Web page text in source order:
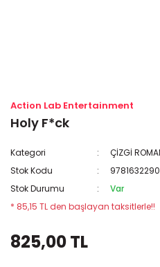
Action Lab Entertainment
Holy F*ck
Kategori
ÇİZGİ
Stok Kodu
Stok Durumu
Var
* 85,15 TL den başlayan taksitlerle!!
825,00 TL